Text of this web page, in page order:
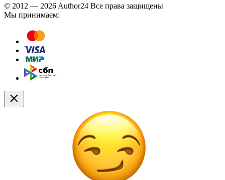
© 2012 — 2026 Author24 Все права защищены
Мы принимаем: